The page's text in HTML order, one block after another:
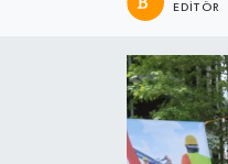
EDITÖR
RESMİ İLANLAR
GÜNDEM
kimdir-nedir-nasil